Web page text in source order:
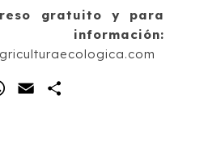
gratuito y para
WhatsApp
Email